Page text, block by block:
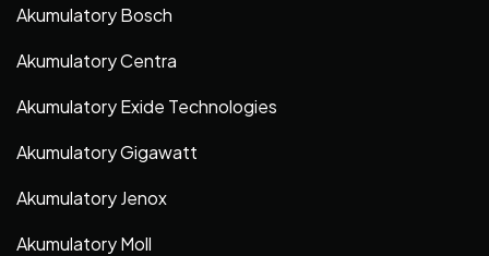
Akumulatory Bosch
Akumulatory Centra
Akumulatory Exide Technologies
Akumulatory Gigawatt
Akumulatory Jenox
Akumulatory Moll